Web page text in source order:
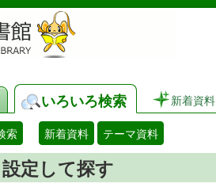
いろいろ検索 新着資料
索 新着資料 テーマ資料
定して探す